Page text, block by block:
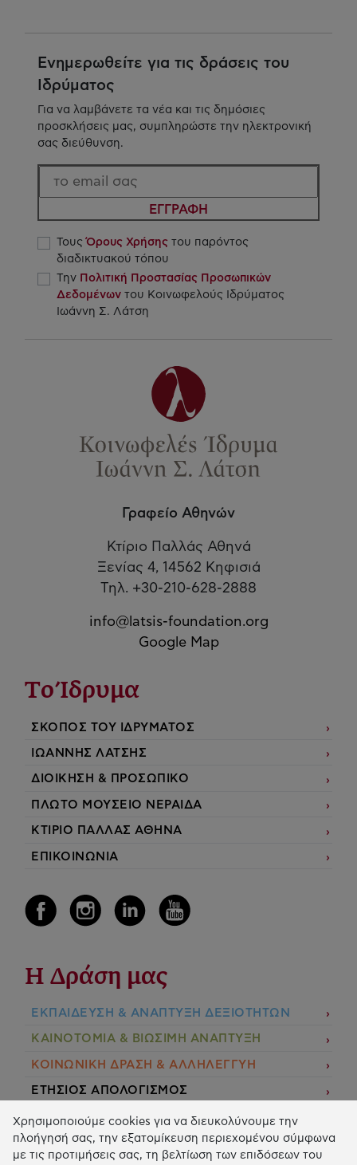
Ενημερωθείτε για τις δράσεις του
Ιδρύματος
Για να λαμβάνετε τα νέα και τις δημόσιες
προσκλήσεις μας, συμπληρώστε την ηλεκτρονική
σας διεύθυνση.
ΕΓΓΡΑΦΗ
ΤουςΌρους Χρήσης του παρόντος
διαδικτυακού τόπου
Την Πολιτική Προστασίας Προσωπικών
Δεδομένων του Κοινωφελούς Ιδρύματος
Ιωάννη Σ. Λάτση
Γραφείο Αθηνών
Κτίριο Παλλάς Αθηνά
Ξενίας 4, 14562 Κηφισιά
Τηλ. +30-210-628-2888
info@latsis-foundation.org
Google Map
Το Ίδρυμα
ΣΚΟΠΟΣ ΤΟΥ ΙΔΡΥΜΑΤΟΣ
ΙΩΑΝΝΗΣ ΛΑΤΣΗΣ
ΔΙΟΙΚΗΣΗ & ΠΡΟΣΩΠΙΚΟ
ΠΛΩΤΟ ΜΟΥΣΕΙΟ ΝΕΡΑΙΔΑ
ΚΤΙΡΙΟ ΠΑΛΛΑΣ ΑΘΗΝΑ
ΕΠΙΚΟΙΝΩΝΙΑ
Η Δράση μας
ΕΚΠΑIΔΕΥΣΗ & ΑΝΑΠΤΥΞΗ ΔΕΞΙΟΤΗΤΩΝ
ΚΑΙΝΟΤΟΜΙΑ & ΒΙΩΣΙΜΗ ΑΝΑΠΤΥΞΗ
ΚΟΙΝΩΝΙΚΗ ΔΡΑΣΗ & ΑΛΛΗΛΕΓΓΥΗ
ΕΤΗΣΙΟΣ ΑΠΟΛΟΓΙΣΜΟΣ
E-LIBRARY
ΧΡΗΜΑΤΟΔΟΤΗΣΕΙΣ
Χρησιμοποιούμε cookies για να διευκολύνουμε την
πλοήγησή σας, την εξατομίκευση περιεχομένου σύμφωνα
με τις προτιμήσεις σας, τη βελτίωση των επιδόσεων του